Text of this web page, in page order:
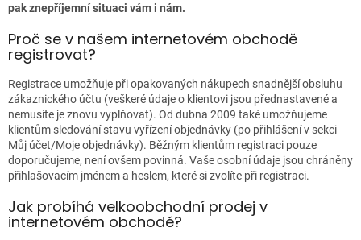
pak znepříjemní situaci vám i nám.
Proč se v našem internetovém obchodě
registrovat?
Registrace umožňuje při opakovaných nákupech snadnější obsluhu
zákaznického účtu (veškeré údaje o klientovi jsou přednastavené a
nemusíte je znovu vyplňovat). Od dubna 2009 také umožňujeme
klientům sledování stavu vyřízení objednávky (po přihlášení v sekci
Můj účet/Moje objednávky). Běžným klientům registraci pouze
doporučujeme, není ovšem povinná. Vaše osobní údaje jsou chráněny
přihlašovacím jménem a heslem, které si zvolíte při registraci.
Jak probíhá velkoobchodní prodej v
internetovém obchodě?